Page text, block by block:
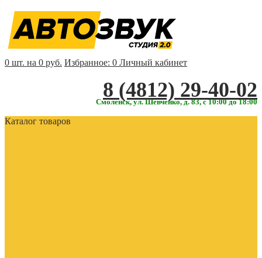
0 шт. на 0 руб. Избранное: 0 Личный кабинет
‎‎8 (4812) 29-40-02
Смоленск, ул. Шевченко, д. 83, с 10:00 до 18:00
Каталог товаров